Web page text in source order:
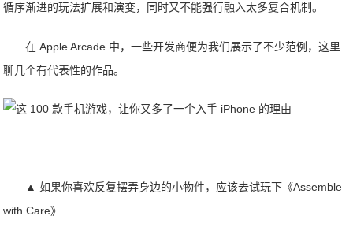
循序渐进的玩法扩展和演变，同时又不能强行融入太多复合机制。
在 Apple Arcade 中，一些开发商便为我们展示了不少范例，这里
聊几个有代表性的作品。
▲ 如果你喜欢反复摆弄身边的小物件，应该去试玩下《Assemble
with Care》